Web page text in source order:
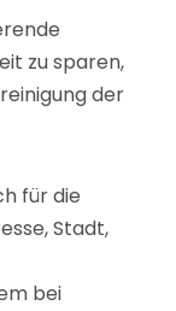
zu sparen,
der
für die
Stadt,
bei